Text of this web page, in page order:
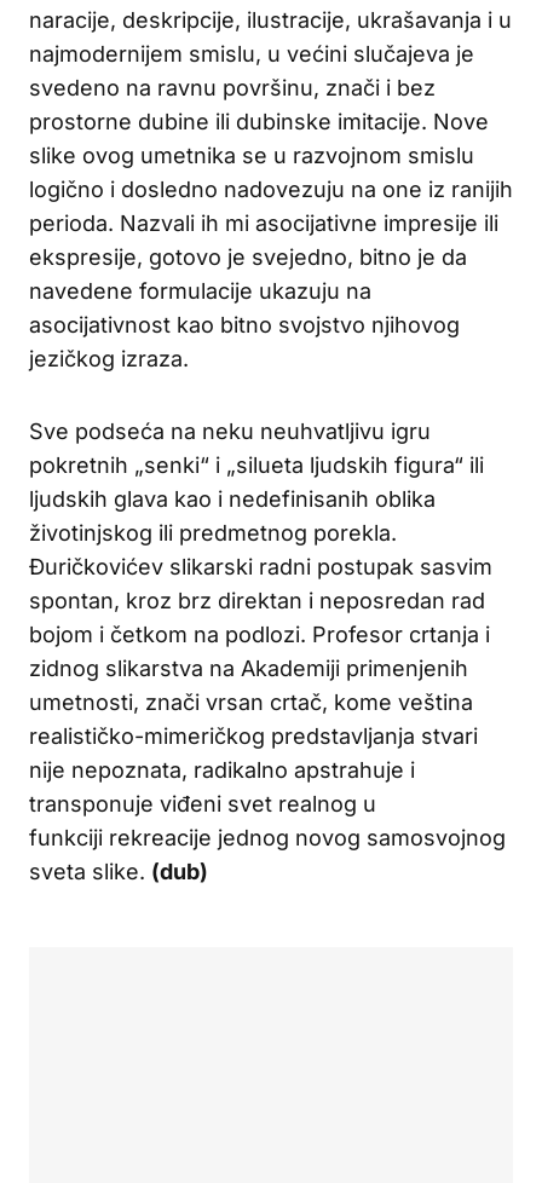
naracije, deskripcije, ilustracije, ukrašavanja i u
najmodernijem smislu, u većini slučajeva je
svedeno na ravnu površinu, znači i bez
prostorne dubine ili dubinske imitacije. Nove
slike ovog umetnika se u razvojnom smislu
logično i dosledno nadovezuju na one iz ranijih
perioda. Nazvali ih mi asocijativne impresije ili
ekspresije, gotovo je svejedno, bitno je da
navedene formulacije ukazuju na
asocijativnost kao bitno svojstvo njihovog
jezičkog izraza.
Sve podseća na neku neuhvatljivu igru
pokretnih „senki“ i „silueta ljudskih figura“ ili
ljudskih glava kao i nedefinisanih oblika
životinjskog ili predmetnog porekla.
Đuričkovićev slikarski radni postupak sasvim
spontan, kroz brz direktan i neposredan rad
bojom i četkom na podlozi. Profesor crtanja i
zidnog slikarstva na Akademiji primenjenih
umetnosti, znači vrsan crtač, kome veština
realističko-mimeričkog predstavljanja stvari
nije nepoznata, radikalno apstrahuje i
transponuje viđeni svet realnog u
funkciji rekreacije jednog novog samosvojnog
sveta slike. (dub)